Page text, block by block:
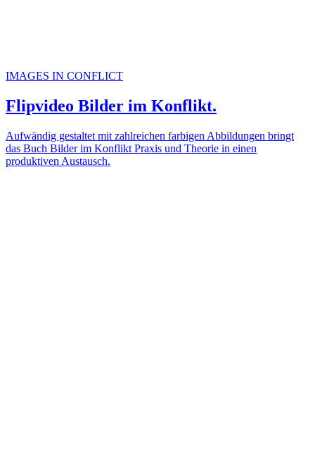
IMAGES IN CONFLICT
Flipvideo Bilder im Konflikt.
Aufwändig gestaltet mit zahlreichen farbigen Abbildungen bringt
das Buch Bilder im Konflikt Praxis und Theorie in einen
produktiven Austausch.